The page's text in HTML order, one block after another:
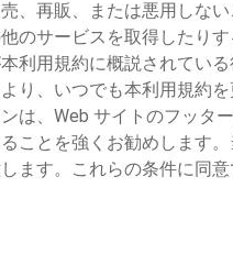
、再販、または悪用しな
のサービスを取得したり
利用規約に概説されてい
り、いつでも本利用規約
は、Web サイトのフッタ
ことを強くお勧めします
ます。これらの条件に同